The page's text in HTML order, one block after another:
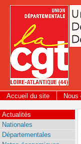
Panneau de gestion des
Accueil du site Nous
Actualités
Nationales
Départementales